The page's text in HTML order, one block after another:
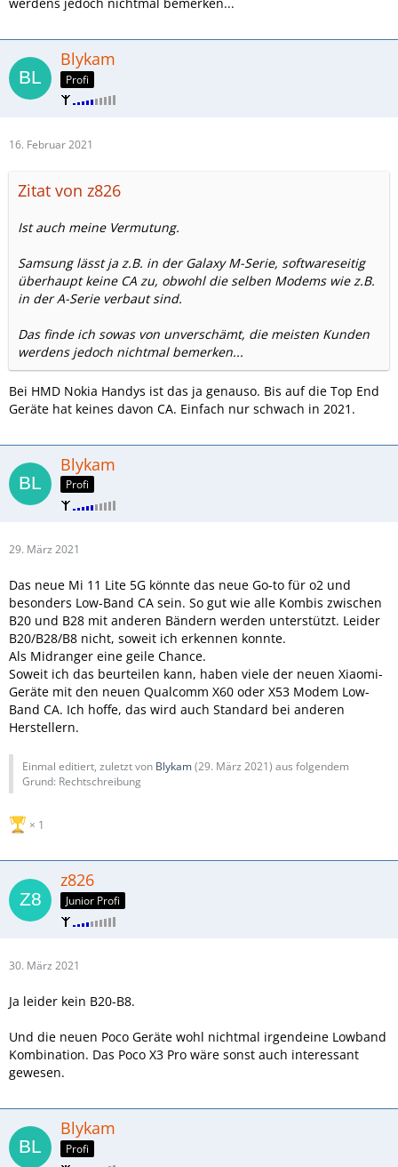
Blykam
Profi
16. Februar 2021
Zitat von z826
Ist auch meine Vermutung.
Samsung lässt ja z.B. in der Galaxy M-Serie, softwareseitig
überhaupt keine CA zu, obwohl die selben Modems wie z.B.
in der A-Serie verbaut sind.
Das finde ich sowas von unverschämt, die meisten Kunden
werdens jedoch nichtmal bemerken...
Bei HMD Nokia Handys ist das ja genauso. Bis auf die Top End
Geräte hat keines davon CA. Einfach nur schwach in 2021.
Blykam
Profi
29. März 2021
Das neue Mi 11 Lite 5G könnte das neue Go-to für o2 und
besonders Low-Band CA sein. So gut wie alle Kombis zwischen
B20 und B28 mit anderen Bändern werden unterstützt. Leider
B20/B28/B8 nicht, soweit ich erkennen konnte.
Als Midranger eine geile Chance.
Soweit ich das beurteilen kann, haben viele der neuen Xiaomi-
Geräte mit den neuen Qualcomm X60 oder X53 Modem Low-
Band CA. Ich hoffe, das wird auch Standard bei anderen
Herstellern.
Einmal editiert, zuletzt von Blykam(29. März 2021) aus folgendem
Grund: Rechtschreibung
1
z826
Junior Profi
30. März 2021
Ja leider kein B20-B8.
Und die neuen Poco Geräte wohl nichtmal irgendeine Lowband
Kombination. Das Poco X3 Pro wäre sonst auch interessant
gewesen.
Blykam
Profi